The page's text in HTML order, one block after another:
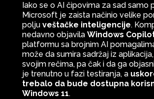
Iako se o AI čipovima za sad samo
Microsoft je zaista načinio velike
polju veštačke inteligencije.
nedavno objavila Windows
platformu sa brojnim AI
može da sumira sadržaj iz
svojim rečima, pa čak i da ga
je trenutno u fazi testiranja, a
trebalo da bude dostupna
Windows 11.